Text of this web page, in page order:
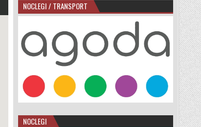
NOCLEGI / TRANSPORT
NOCLEGI